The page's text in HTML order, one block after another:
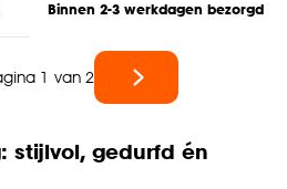
Binnen 2-3 werkdagen bezorgd
1 van 2
stijlvol, gedurfd én